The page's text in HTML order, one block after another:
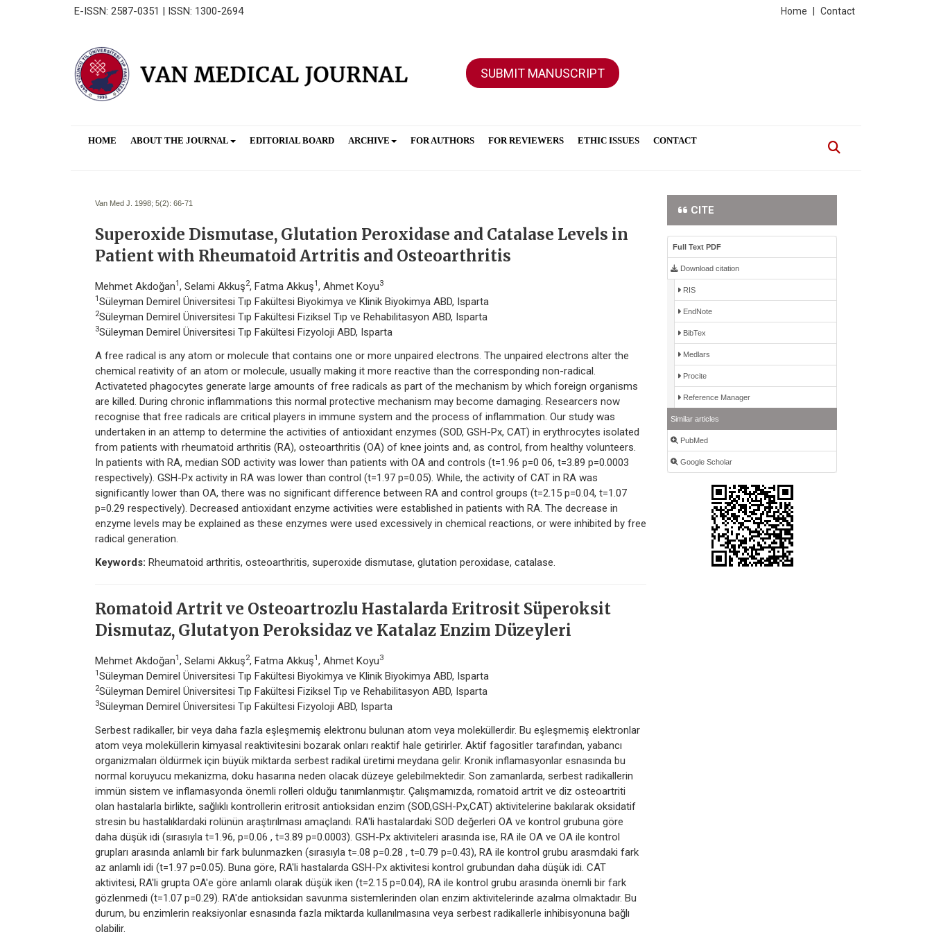
E-ISSN: 2587-0351 | ISSN: 1300-2694 Contact
Home
SUBMIT MANUSCRIPT
HOME ABOUT THE JOURNAL EDITORIAL BOARD ARCHIVE FOR AUTHORS FOR REVIEWERS ETHIC ISSUES CONTACT
Van Med J. 1998; 5(2): 66-71
Superoxide Dismutase, Glutation Peroxidase and Catalase Levels in
Patient with Rheumatoid Artritis and Osteoarthritis
Mehmet Akdoğan1 , Selami Akkuş2, Fatma Akkuş1 , Ahmet Koyu3
1 Süleyman Demirel Üniversitesi Tıp Fakültesi Biyokimya ve Klinik Biyokimya ABD, Isparta
2Süleyman Demirel Üniversitesi Tıp Fakültesi Fiziksel Tıp ve Rehabilitasyon ABD, Isparta
3Süleyman Demirel Üniversitesi Tıp Fakültesi Fizyoloji ABD, Isparta
A free radical is any atom or molecule that contains one or more unpaired electrons. The unpaired electrons alter the
chemical reativity of an atom or molecule, usually making it more reactive than the corresponding non-radical.
Activateted phagocytes generate large amounts of free radicals as part of the mechanism by which foreign organisms
are killed. During chronic inflammations this normal protective mechanism may become damaging. Researcers now
recognise that free radicals are critical players in immune system and the process of inflammation. Our study was
undertaken in an attemp to determine the activities of antioxidant enzymes (SOD, GSH-Px, CAT) in erythrocytes isolated
from patients with rheumatoid arthritis (RA), osteoarthritis (OA) of knee joints and, as control, from healthy volunteers.
In patients with RA, median SOD activity was lower than patients with OA and controls (t=1.96 p=0 06, t=3.89 p=0.0003
respectively). GSH-Px activity in RA was lower than control (t=1.97 p=0.05). While, the activity of CAT in RA was
significantly lower than OA, there was no significant difference between RA and control groups (t=2.15 p=0.04, t=1.07
p=0.29 respectively). Decreased antioxidant enzyme activities were established in patients with RA. The decrease in
enzyme levels may be explained as these enzymes were used excessively in chemical reactions, or were inhibited by free
radical generation.
Keywords: Rheumatoid arthritis, osteoarthritis, superoxide dismutase, glutation peroxidase, catalase.
Romatoid Artrit ve Osteoartrozlu Hastalarda Eritrosit Süperoksit
Dismutaz, Glutatyon Peroksidaz ve Katalaz Enzim Düzeyleri
Mehmet Akdoğan1 , Selami Akkuş2, Fatma Akkuş1 , Ahmet Koyu3
1 Süleyman Demirel Üniversitesi Tıp Fakültesi Biyokimya ve Klinik Biyokimya ABD, Isparta
2Süleyman Demirel Üniversitesi Tıp Fakültesi Fiziksel Tıp ve Rehabilitasyon ABD, Isparta
3Süleyman Demirel Üniversitesi Tıp Fakültesi Fizyoloji ABD, Isparta
Serbest radikaller, bir veya daha fazla eşleşmemiş elektronu bulunan atom veya moleküllerdir. Bu eşleşmemiş elektronlar
atom veya moleküllerin kimyasal reaktivitesini bozarak onları reaktif hale getirirler. Aktif fagositler tarafından, yabancı
organizmaları öldürmek için büyük miktarda serbest radikal üretimi meydana gelir. Kronik inflamasyonlar esnasında bu
normal koruyucu mekanizma, doku hasarına neden olacak düzeye gelebilmektedir. Son zamanlarda, serbest radikallerin
immün sistem ve inflamasyonda önemli rolleri olduğu tanımlanmıştır. Çalışmamızda, romatoid artrit ve diz osteoartriti
olan hastalarla birlikte, sağlıklı kontrollerin eritrosit antioksidan enzim (SOD,GSH-Px,CAT) aktivitelerine bakılarak oksidatif
stresin bu hastalıklardaki rolünün araştırılması amaçlandı. RA'li hastalardaki SOD değerleri OA ve kontrol grubuna göre
daha düşük idi (sırasıyla t=1.96, p=0.06 , t=3.89 p=0.0003). GSH-Px aktiviteleri arasında ise, RA ile OA ve OA ile kontrol
grupları arasında anlamlı bir fark bulunmazken (sırasıyla t=.08 p=0.28 , t=0.79 p=0.43), RA ile kontrol grubu arasmdaki fark
az anlamlı idi (t=1.97 p=0.05). Buna göre, RA'li hastalarda GSH-Px aktivitesi kontrol grubundan daha düşük idi. CAT
aktivitesi, RA'li grupta OA'e göre anlamlı olarak düşük iken (t=2.15 p=0.04), RA ile kontrol grubu arasında önemli bir fark
gözlenmedi (t=1.07 p=0.29). RA'de antioksidan savunma sistemlerinden olan enzim aktivitelerinde azalma olmaktadır. Bu
durum, bu enzimlerin reaksiyonlar esnasında fazla miktarda kullanılmasına veya serbest radikallerle inhibisyonuna bağlı
olabilir.
CITE
Full Text PDF
Download citation
RIS
EndNote
BibTex
Medlars
Procite
Reference Manager
Similar articles
PubMed
Google Scholar